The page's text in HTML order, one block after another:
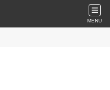
MENU